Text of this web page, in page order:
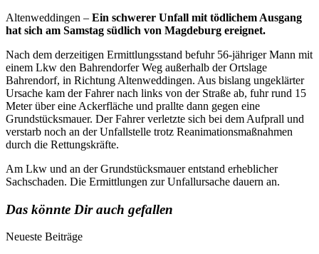
Altenweddingen – Ein schwerer Unfall mit tödlichem Ausgang
hat sich am Samstag südlich von Magdeburg ereignet.
Nach dem derzeitigen Ermittlungsstand befuhr 56-jähriger Mann mit
einem Lkw den Bahrendorfer Weg außerhalb der Ortslage
Bahrendorf, in Richtung Altenweddingen. Aus bislang ungeklärter
Ursache kam der Fahrer nach links von der Straße ab, fuhr rund 15
Meter über eine Ackerfläche und prallte dann gegen eine
Grundstücksmauer. Der Fahrer verletzte sich bei dem Aufprall und
verstarb noch an der Unfallstelle trotz Reanimationsmaßnahmen
durch die Rettungskräfte.
Am Lkw und an der Grundstücksmauer entstand erheblicher
Sachschaden. Die Ermittlungen zur Unfallursache dauern an.
Das könnte Dir auch gefallen
Neueste Beiträge